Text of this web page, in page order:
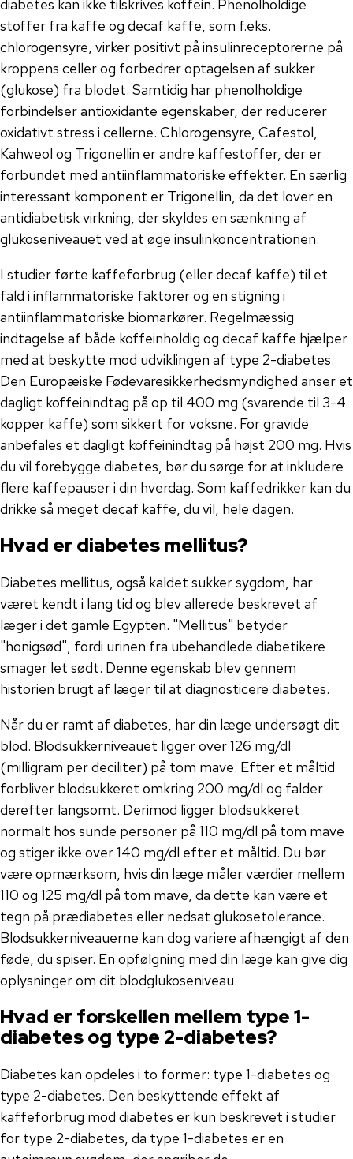
diabetes kan ikke tilskrives koffein. Phenolholdige
stoffer fra kaffe og decaf kaffe, som f.eks.
chlorogensyre, virker positivt på insulinreceptorerne på
kroppens celler og forbedrer optagelsen af sukker
(glukose) fra blodet. Samtidig har phenolholdige
forbindelser antioxidante egenskaber, der reducerer
oxidativt stress i cellerne. Chlorogensyre, Cafestol,
Kahweol og Trigonellin er andre kaffestoffer, der er
forbundet med antiinflammatoriske effekter. En særlig
interessant komponent er Trigonellin, da det lover en
antidiabetisk virkning, der skyldes en sænkning af
glukoseniveauet ved at øge insulinkoncentrationen.
I studier førte kaffeforbrug (eller decaf kaffe) til et
fald i inflammatoriske faktorer og en stigning i
antiinflammatoriske biomarkører. Regelmæssig
indtagelse af både koffeinholdig og decaf kaffe hjælper
med at beskytte mod udviklingen af type 2-diabetes.
Den Europæiske Fødevaresikkerhedsmyndighed anser et
dagligt koffeinindtag på op til 400 mg (svarende til 3-4
kopper kaffe) som sikkert for voksne. For gravide
anbefales et dagligt koffeinindtag på højst 200 mg. Hvis
du vil forebygge diabetes, bør du sørge for at inkludere
flere kaffepauser i din hverdag. Som kaffedrikker kan du
drikke så meget decaf kaffe, du vil, hele dagen.
Hvad er diabetes mellitus?
Diabetes mellitus, også kaldet sukker sygdom, har
været kendt i lang tid og blev allerede beskrevet af
læger i det gamle Egypten. "Mellitus" betyder
"honigsød", fordi urinen fra ubehandlede diabetikere
smager let sødt. Denne egenskab blev gennem
historien brugt af læger til at diagnosticere diabetes.
Når du er ramt af diabetes, har din læge undersøgt dit
blod. Blodsukkerniveauet ligger over 126 mg/dl
(milligram per deciliter) på tom mave. Efter et måltid
forbliver blodsukkeret omkring 200 mg/dl og falder
derefter langsomt. Derimod ligger blodsukkeret
normalt hos sunde personer på 110 mg/dl på tom mave
og stiger ikke over 140 mg/dl efter et måltid. Du bør
være opmærksom, hvis din læge måler værdier mellem
110 og 125 mg/dl på tom mave, da dette kan være et
tegn på prædiabetes eller nedsat glukosetolerance.
Blodsukkerniveauerne kan dog variere afhængigt af den
føde, du spiser. En opfølgning med din læge kan give dig
oplysninger om dit blodglukoseniveau.
Hvad er forskellen mellem type 1-
diabetes og type 2-diabetes?
Diabetes kan opdeles i to former: type 1-diabetes og
type 2-diabetes. Den beskyttende effekt af
kaffeforbrug mod diabetes er kun beskrevet i studier
for type 2-diabetes, da type 1-diabetes er en